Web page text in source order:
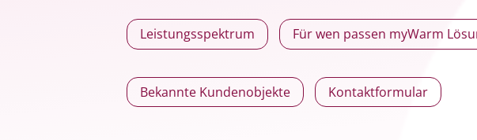
Leistungsspektrum Für wen passen myWarm
Bekannte Kundenobjekte Kontaktformular